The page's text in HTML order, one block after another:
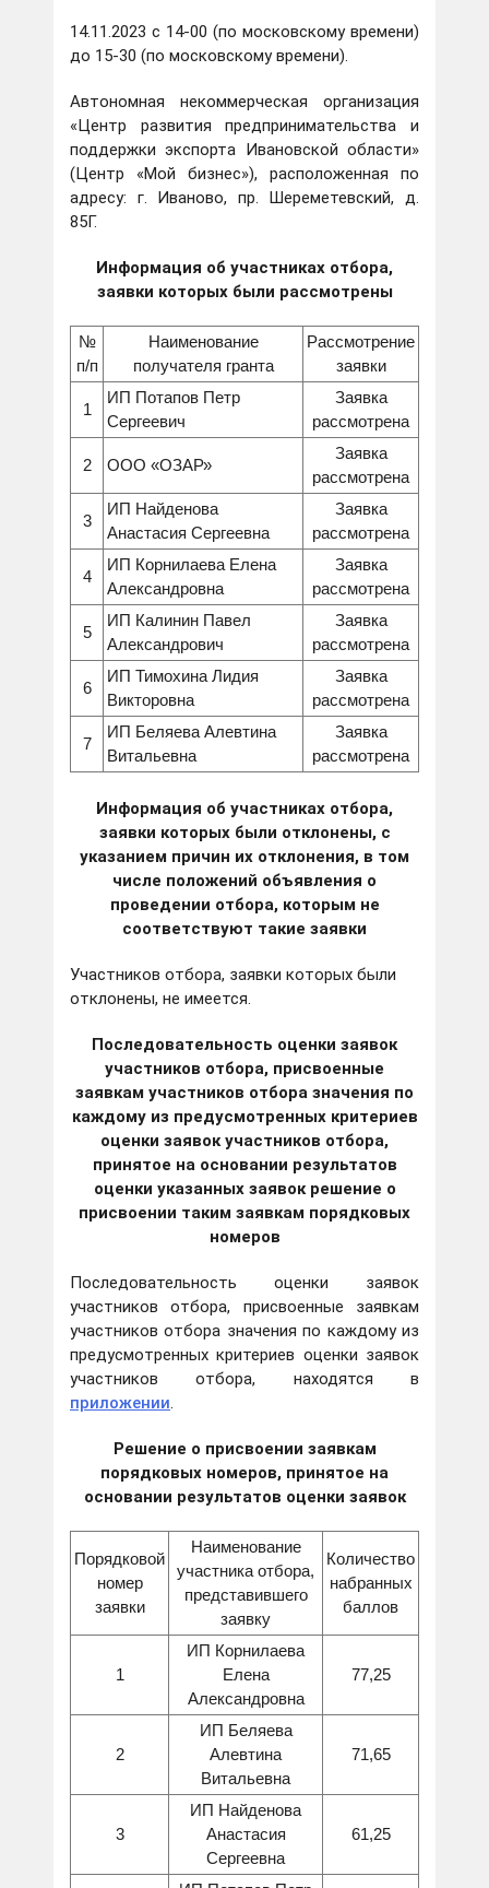
14.11.2023 с 14-00 (по московскому времени)
до 15-30 (по московскому времени).
Автономная некоммерческая организация
«Центр развития предпринимательства и
поддержки экспорта Ивановской области»
(Центр «Мой бизнес»), расположенная по
адресу: г. Иваново, пр. Шереметевский, д.
85Г.
Информация об участниках отбора,
заявки которых были рассмотрены
№
п/п
Наименование
получателя гранта
Рассмотрение
заявки
1
ИП Потапов Петр
Сергеевич
Заявка
рассмотрена
2 ООО «ОЗАР»
Заявка
рассмотрена
3
ИП Найденова
Анастасия Сергеевна
Заявка
рассмотрена
4
ИП Корнилаева Елена
Александровна
Заявка
рассмотрена
5
ИП Калинин Павел
Александрович
Заявка
рассмотрена
6
ИП Тимохина Лидия
Викторовна
Заявка
рассмотрена
7
ИП Беляева Алевтина
Витальевна
Заявка
рассмотрена
Информация об участниках отбора,
заявки которых были отклонены, с
указанием причин их отклонения, в том
числе положений объявления о
проведении отбора, которым не
соответствуют такие заявки
Участников отбора, заявки которых были
отклонены, не имеется.
Последовательность оценки заявок
участников отбора, присвоенные
заявкам участников отбора значения по
каждому из предусмотренных критериев
оценки заявок участников отбора,
принятое на основании результатов
оценки указанных заявок решение о
присвоении таким заявкам порядковых
номеров
Последовательность оценки заявок
участников отбора, присвоенные заявкам
участников отбора значения по каждому из
предусмотренных критериев оценки заявок
участников отбора, находятся в
приложении.
Решение о присвоении заявкам
порядковых номеров, принятое на
основании результатов оценки заявок
Порядковой
номер
заявки
Наименование
участника отбора,
представившего
заявку
Количество
набранных
баллов
1
ИП Корнилаева
Елена
Александровна
77,25
2
ИП Беляева
Алевтина
Витальевна
71,65
3
ИП Найденова
Анастасия
Сергеевна
61,25